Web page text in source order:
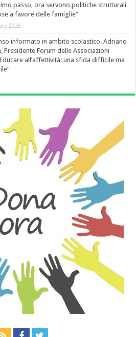
passo, ora servono politiche strutturali
a favore delle famiglie”
2025
informato in ambito scolastico. Adriano
Presidente Forum delle Associazioni
all’affettività: una sfida difficile ma